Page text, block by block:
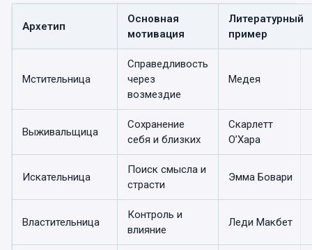
Архетип
Основная
мотивация
Литературный
пример
Мстительница
Справедливость
через
возмездие
Медея
Выживальщица
Сохранение
себя и близких
Скарлетт
О’Хара
Искательница
Поиск смысла и
страсти
Эмма Бовари
Властительница
Контроль и
влияние
Леди Макбет